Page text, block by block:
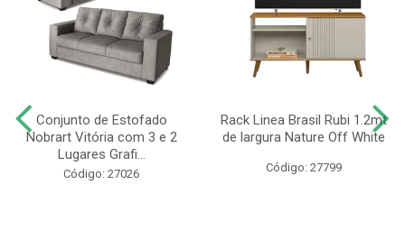
Conjunto de Estofado
Nobrart Vitória com 3 e 2
Lugares Grafi...
Código: 27026
Rack Linea Brasil Rubi 1.2mt
de largura Nature Off White
Código: 27799